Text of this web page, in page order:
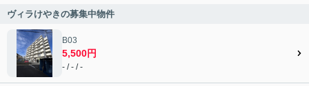
ヴィラけやきの募集中物件
B03
5,500円
- / - / -